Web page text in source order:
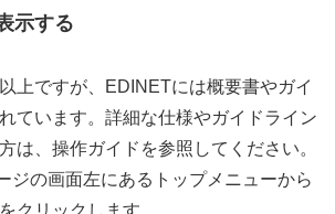
示する
上ですが、EDINETには概要書やガイ
ています。詳細な仕様やガイドライン
は、操作ガイドを参照してください。
ジの画面左にあるトップメニューから
クリックします。